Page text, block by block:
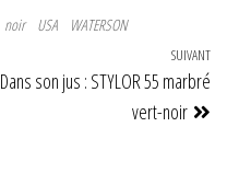
noir USA WATERSON
SUIVANT
Dans son jus : STYLOR 55 marbré
vert-noir